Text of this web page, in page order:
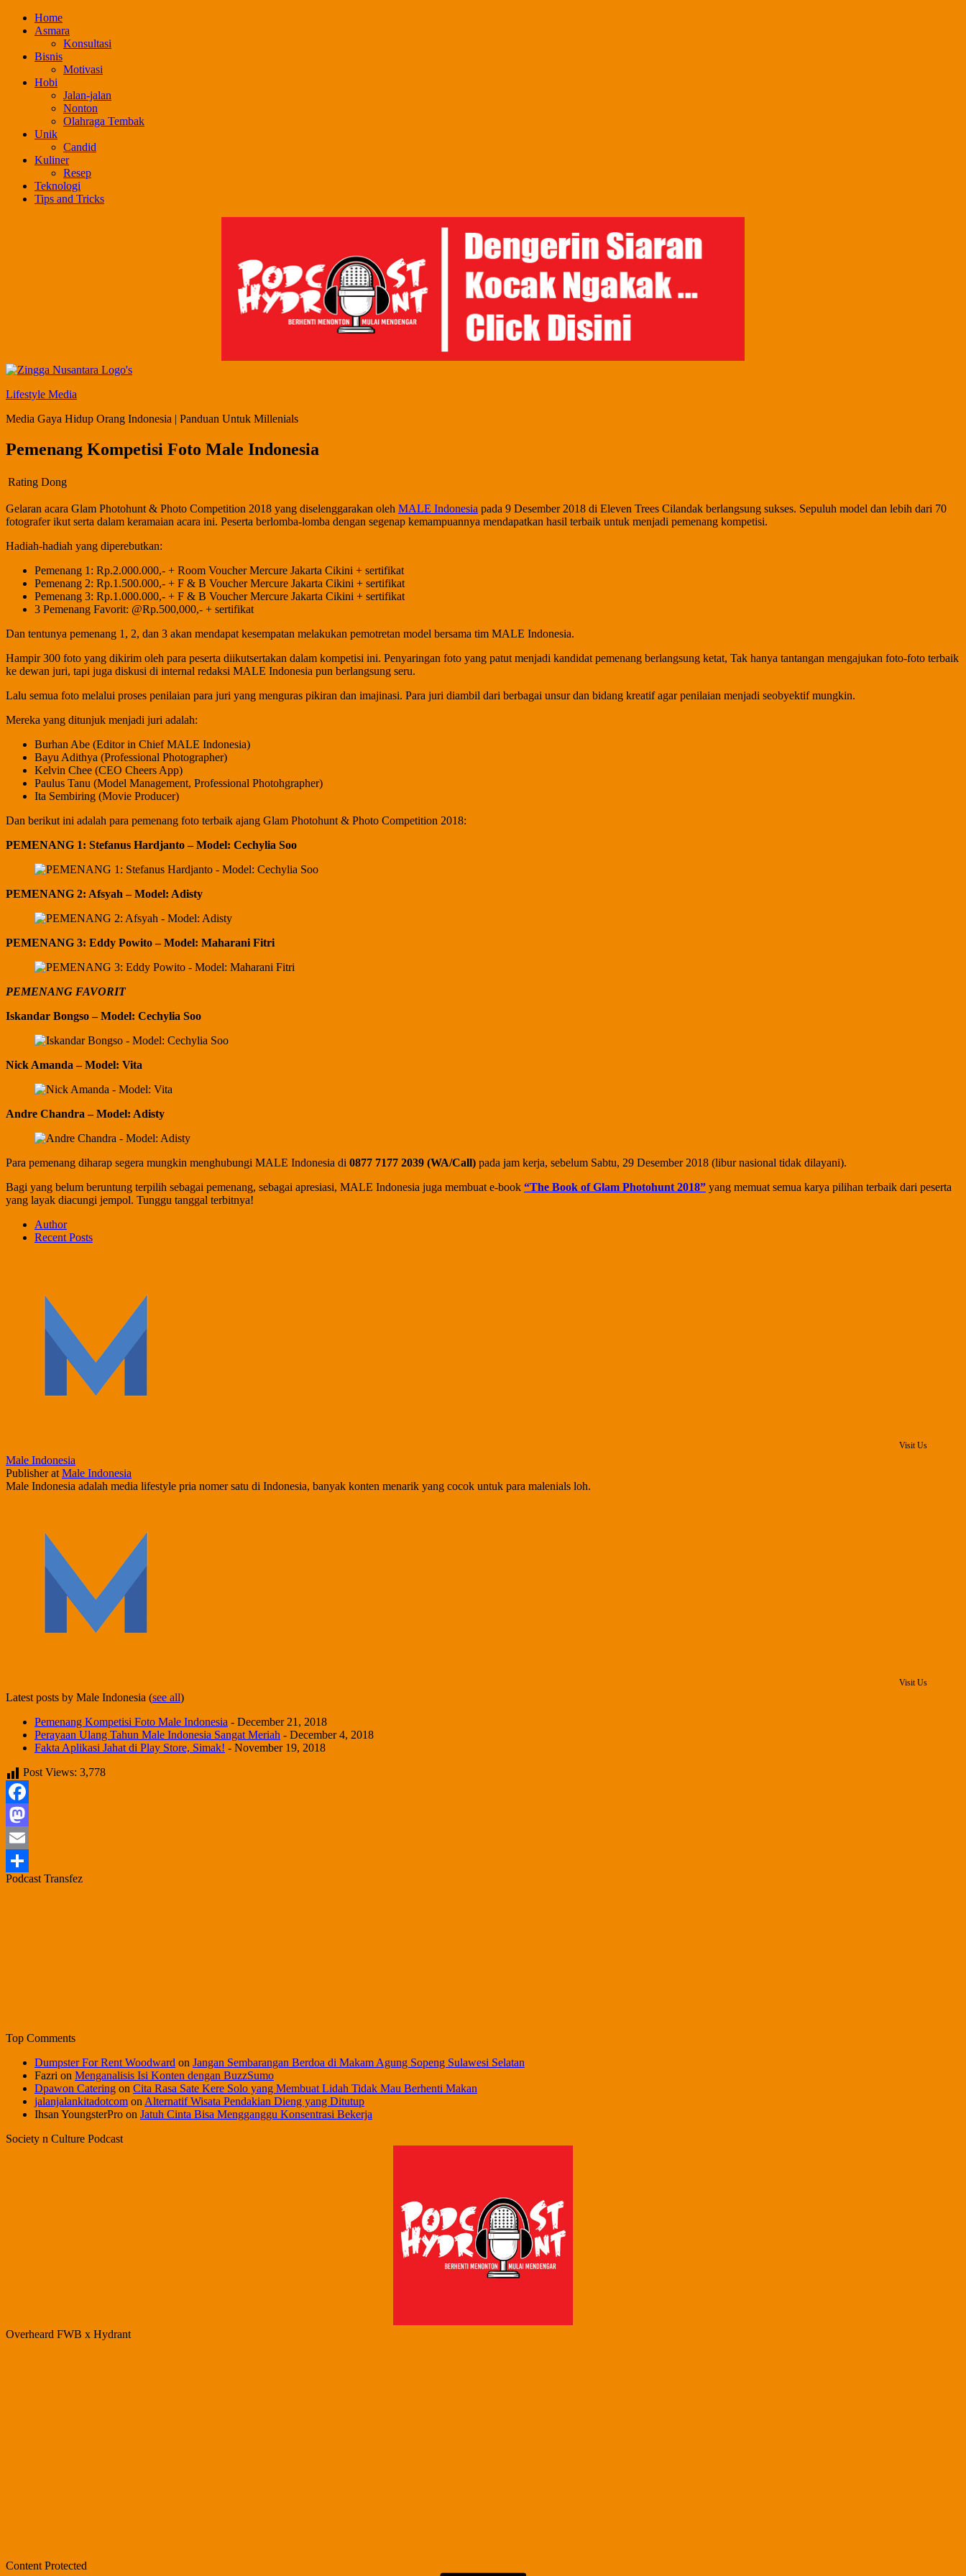
Skip
Home
Asmara
Konsultasi
Bisnis
Motivasi
Hobi
Jalan-jalan
Nonton
Olahraga Tembak
Unik
Candid
Kuliner
Resep
Teknologi
Tips and Tricks
Lifestyle Media
Media Gaya Hidup Orang Indonesia | Panduan Untuk Millenials
Pemenang Kompetisi Foto Male Indonesia
Rating Dong
Gelaran acara Glam Photohunt & Photo Competition 2018 yang diselenggarakan oleh MALE Indonesia pada 9 Desember 2018 di Eleven Trees Cilandak berlangsung sukses. Sepuluh model dan lebih dari 70
fotografer ikut serta dalam keramaian acara ini. Peserta berlomba-lomba dengan segenap kemampuannya mendapatkan hasil terbaik untuk menjadi pemenang kompetisi.
Hadiah-hadiah yang diperebutkan:
Pemenang 1: Rp.2.000.000,- + Room Voucher Mercure Jakarta Cikini + sertifikat
Pemenang 2: Rp.1.500.000,- + F & B Voucher Mercure Jakarta Cikini + sertifikat
Pemenang 3: Rp.1.000.000,- + F & B Voucher Mercure Jakarta Cikini + sertifikat
3 Pemenang Favorit: @Rp.500,000,- + sertifikat
Dan tentunya pemenang 1, 2, dan 3 akan mendapat kesempatan melakukan pemotretan model bersama tim MALE Indonesia.
Hampir 300 foto yang dikirim oleh para peserta diikutsertakan dalam kompetisi ini. Penyaringan foto yang patut menjadi kandidat pemenang berlangsung ketat, Tak hanya tantangan mengajukan foto-foto terbaik
ke dewan juri, tapi juga diskusi di internal redaksi MALE Indonesia pun berlangsung seru.
Lalu semua foto melalui proses penilaian para juri yang menguras pikiran dan imajinasi. Para juri diambil dari berbagai unsur dan bidang kreatif agar penilaian menjadi seobyektif mungkin.
Mereka yang ditunjuk menjadi juri adalah:
Burhan Abe (Editor in Chief MALE Indonesia)
Bayu Adithya (Professional Photographer)
Kelvin Chee (CEO Cheers App)
Paulus Tanu (Model Management, Professional Photohgrapher)
Ita Sembiring (Movie Producer)
Dan berikut ini adalah para pemenang foto terbaik ajang Glam Photohunt & Photo Competition 2018:
PEMENANG 1: Stefanus Hardjanto – Model: Cechylia Soo
PEMENANG 2: Afsyah – Model: Adisty
PEMENANG 3: Eddy Powito – Model: Maharani Fitri
PEMENANG FAVORIT
Iskandar Bongso – Model: Cechylia Soo
Nick Amanda – Model: Vita
Andre Chandra – Model: Adisty
Para pemenang diharap segera mungkin menghubungi MALE Indonesia di 0877 7177 2039 (WA/Call) pada jam kerja, sebelum Sabtu, 29 Desember 2018 (libur nasional tidak dilayani).
Bagi yang belum beruntung terpilih sebagai pemenang, sebagai apresiasi, MALE Indonesia juga membuat e-book “The Book of Glam Photohunt 2018” yang memuat semua karya pilihan terbaik dari peserta
yang layak diacungi jempol. Tunggu tanggal terbitnya!
Author
Recent Posts
Visit Us
Male Indonesia
Publisherat Male Indonesia
Male Indonesia adalah media lifestyle pria nomer satu di Indonesia, banyak konten menarik yang cocok untuk para malenials loh.
Visit Us
Latest posts by Male Indonesia (see all)
Pemenang Kompetisi Foto Male Indonesia - December 21, 2018
Perayaan Ulang Tahun Male Indonesia Sangat Meriah - December 4, 2018
Fakta Aplikasi Jahat di Play Store, Simak! - November 19, 2018
Post Views: 3,778
Facebook
Mastodon
Email
Share
Podcast Transfez
Top Comments
Dumpster For Rent Woodward on Jangan Sembarangan Berdoa di Makam Agung Sopeng Sulawesi Selatan
Fazri on Menganalisis Isi Konten dengan BuzzSumo
Dpawon Catering on Cita Rasa Sate Kere Solo yang Membuat Lidah Tidak Mau Berhenti Makan
jalanjalankitadotcom on Alternatif Wisata Pendakian Dieng yang Ditutup
Ihsan YoungsterPro on Jatuh Cinta Bisa Mengganggu Konsentrasi Bekerja
Society n Culture Podcast
Overheard FWB x Hydrant
Content Protected